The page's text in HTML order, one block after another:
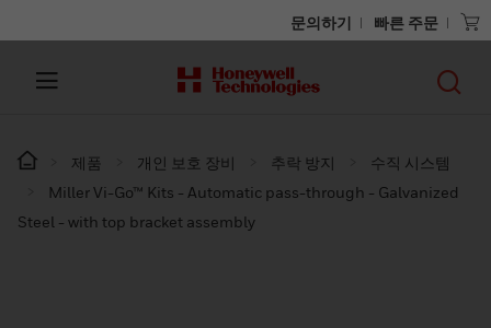
문의하기 빠른 주문
제품 개인 보호 장비 추락 방지
수직 시스템
Miller Vi-Go™ Kits - Automatic pass-through - Galvanized
Steel - with top bracket assembly